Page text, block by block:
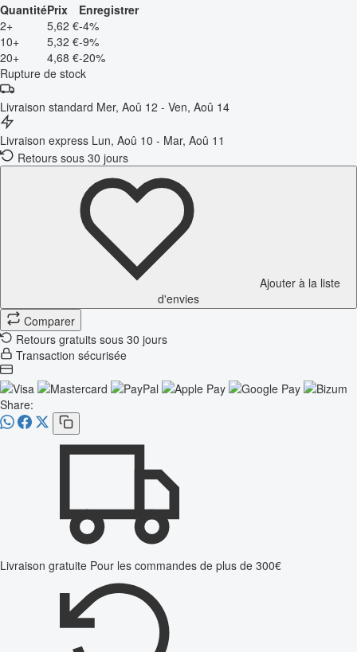
QuantitéPrix
Enregistrer
2+
5,62 €-4%
10+
5,32 €-9%
20+
4,68 €-20%
Rupture de stock
Livraison standard Mer, Aoû 12 - Ven, Aoû 14
Livraison express Lun, Aoû 10 - Mar, Aoû 11
Retours sous 30 jours
Ajouter à la liste
d'envies
Comparer
Retours gratuits sous 30 jours
Transaction sécurisée
Share:
Livraison gratuite Pour les commandes de plus de 300€